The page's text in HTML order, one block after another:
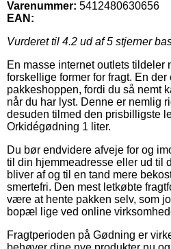
Varenummer: 5412480630656
EAN:
Vurderet til 4.2 ud af 5 stjerner
En masse internet outlets tildeler
forskellige former for fragt. En
pakkeshoppen, fordi du så nemt
når du har lyst. Denne er nemlig
desuden tilmed den prisbilligste
Orkidégødning 1 liter.
Du bør endvidere afveje for og
til din hjemmeadresse eller ud til
bliver af og til en tand mere
smertefri. Den mest letkøbte
være at hente pakken selv, som
bopæl lige ved online
Fragtperioden på Gødning er